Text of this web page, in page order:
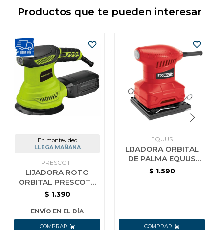
Productos que te pueden interesar
En montevideo
LLEGA MAÑANA
PRESCOTT
LIJADORA ROTO
ORBITAL PRESCOTT
350W 125MM
$ 1.390
ENVÍO EN EL DÍA
EQUUS
LIJADORA ORBITAL
DE PALMA EQUUS
200W
$ 1.590